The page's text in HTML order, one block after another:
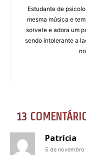
Estudante de
mesma música e
sorvete e adora um
sendo intolerante a
13
Patrícia
5 de novembro